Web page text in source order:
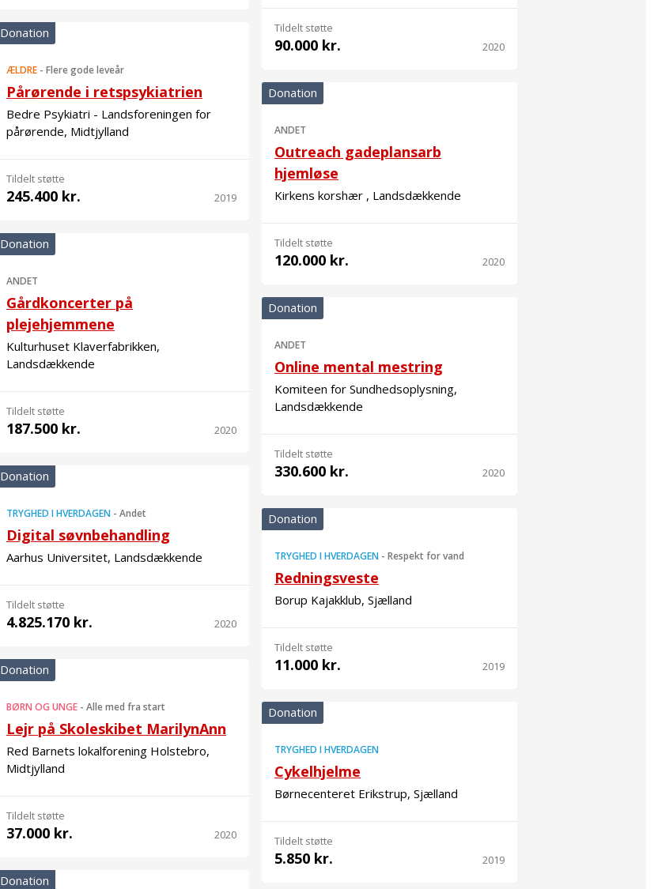
Tildelt støtte
90.000 kr. 2020
Donation
ÆLDRE - Flere gode leveår
Pårørende i retspsykiatrien
Bedre Psykiatri - Landsforeningen for
pårørende, Midtjylland
Tildelt støtte
245.400 kr. 2019
Donation
ANDET
Outreach gadeplansarb
hjemløse
Kirkens korshær , Landsdækkende
Tildelt støtte
120.000 kr. 2020
Donation
ANDET
Gårdkoncerter på
plejehjemmene
Kulturhuset Klaverfabrikken,
Landsdækkende
Tildelt støtte
187.500 kr. 2020
Donation
ANDET
Online mental mestring
Komiteen for Sundhedsoplysning,
Landsdækkende
Tildelt støtte
330.600 kr. 2020
Donation
TRYGHED I HVERDAGEN - Andet
Digital søvnbehandling
Aarhus Universitet, Landsdækkende
Tildelt støtte
4.825.170 kr. 2020
Donation
TRYGHED I HVERDAGEN - Respekt for vand
Redningsveste
Borup Kajakklub, Sjælland
Tildelt støtte
11.000 kr. 2019
Donation
BØRN OG UNGE - Alle med fra start
Lejr på Skoleskibet MarilynAnn
Red Barnets lokalforening Holstebro,
Midtjylland
Tildelt støtte
37.000 kr. 2020
Donation
TRYGHED I HVERDAGEN
Cykelhjelme
Børnecenteret Erikstrup, Sjælland
Tildelt støtte
5.850 kr. 2019
Donation